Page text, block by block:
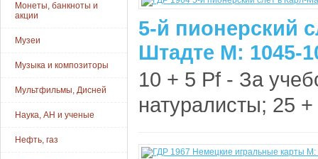
Монеты, банкноты и
акции
Музеи
Музыка и композиторы
Мультфильмы, Дисней
Наука, АН и ученые
Нефть, газ
5-й пионерский
Штадте М: 1045-
10 + 5 Pf - За
натуралисты; 25